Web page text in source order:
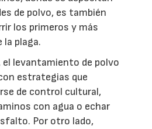
de polvo, es también
los primeros y más
plaga.
el levantamiento de polvo
estrategias que
de control cultural,
con agua o echar
Por otro lado,